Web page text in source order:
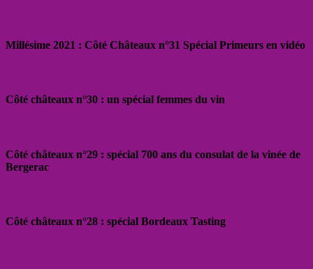
Millésime 2021 : Côté Châteaux n°31 Spécial Primeurs en vidéo
Côté châteaux n°30 : un spécial femmes du vin
Côté châteaux n°29 : spécial 700 ans du consulat de la vinée de
Bergerac
Côté châteaux n°28 : spécial Bordeaux Tasting